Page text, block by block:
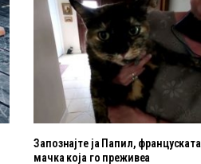
Запознајте ја Папил, француската
мачка која го преживеа